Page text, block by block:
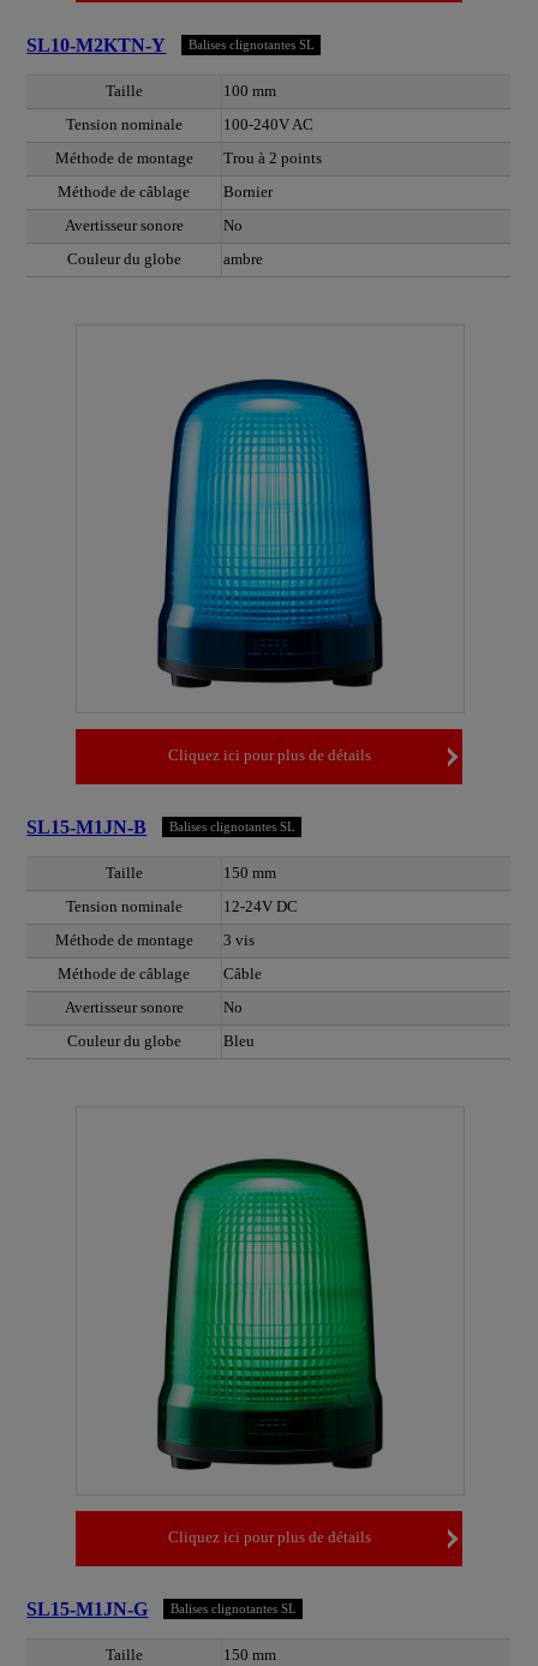
SL10-M2KTN-Y Balises clignotantes SL
Taille
100 mm
Tension nominale
100-240V AC
Méthode de montage
Trou à 2 points
Méthode de câblage
Bornier
Avertisseur sonore
No
Couleur du globe
ambre
Cliquez ici pour plus de détails
SL15-M1JN-B Balises clignotantes SL
Taille
150 mm
Tension nominale
12-24V DC
Méthode de montage
3 vis
Méthode de câblage
Câble
Avertisseur sonore
No
Couleur du globe
Bleu
Cliquez ici pour plus de détails
SL15-M1JN-G Balises clignotantes SL
Taille
150 mm